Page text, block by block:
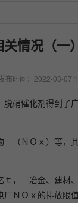
情况（一）
布时间：2022-03-07
硝催化剂得到了
（ＮＯｘ）等，
ｔ， 冶金、建材
ＮＯｘ的排放限